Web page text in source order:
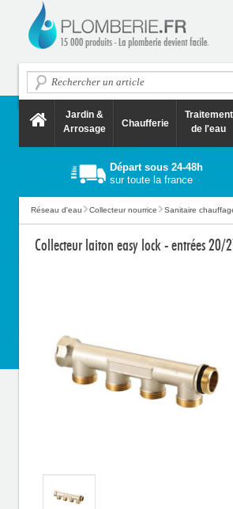
Jardin &
Arrosage
Chaufferie
Traitement
de l'eau
Départ sous 24-48h
sur toute la france
Réseau d'eau Collecteur nourrice Sanitaire
Collecteur laiton easy lock - entrées 20/